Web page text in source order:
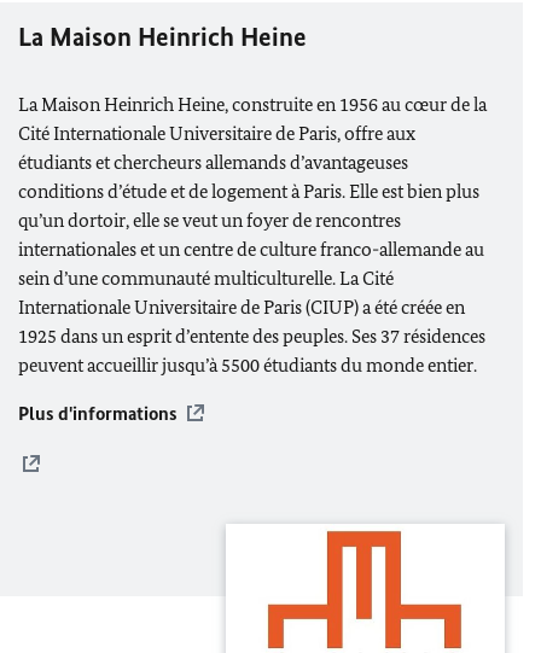
La Maison Heinrich Heine
La Maison Heinrich Heine, construite en 1956 au cœur de la
Cité Internationale Universitaire de Paris, offre aux
étudiants et chercheurs allemands d’avantageuses
conditions d’étude et de logement à Paris. Elle est bien plus
qu’un dortoir, elle se veut un foyer de rencontres
internationales et un centre de culture franco-allemande au
sein d’une communauté multiculturelle. La Cité
Internationale Universitaire de Paris (CIUP) a été créée en
1925 dans un esprit d’entente des peuples. Ses 37 résidences
peuvent accueillir jusqu’à 5500 étudiants du monde entier.
Plus d'informations